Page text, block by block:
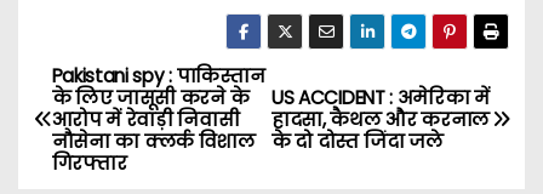
P
o
US ACCIDENT : अमेरिका में
हादसा, कैथल और करनाल
के दो दोस्त जिंदा जले
Pakistani spy : पाकिस्तान
के लिए जासूसी करने के
आरोप में रेवाड़ी निवासी
नौसेना का क्लर्क विशाल
गिरफ्तार